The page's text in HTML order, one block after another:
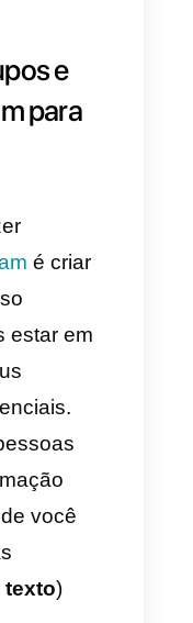
opinar sobre
apresenta
plataforma.
dentro de
para
e
bots se
tal maneira